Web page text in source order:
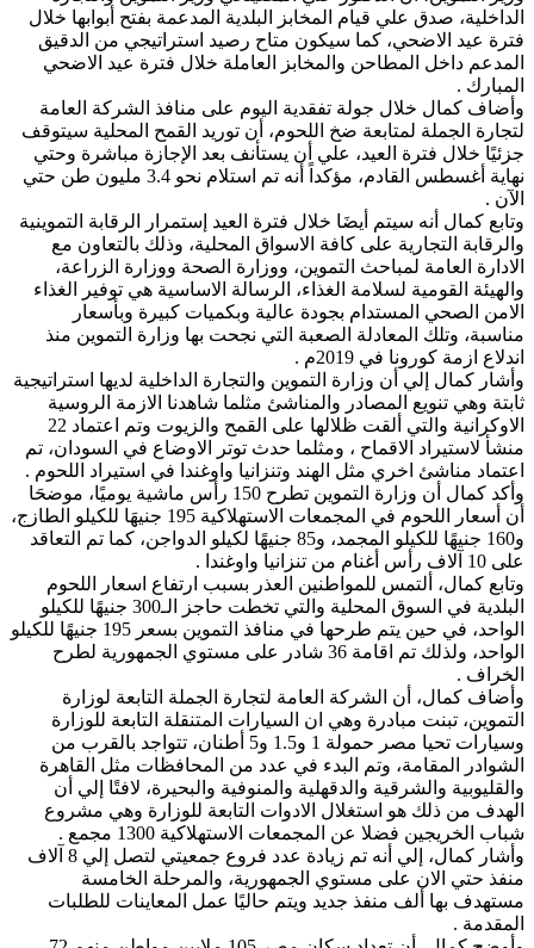
الداخلية، صدق علي قيام المخابز البلدية المدعمة بفتح أبوابها خلال
فترة عيد الاضحي، كما سيكون متاح رصيد استراتيجي من الدقيق
المدعم داخل المطاحن والمخابز العاملة خلال فترة عيد الاضحي
المبارك .
وأضاف كمال خلال جولة تفقدية اليوم على منافذ الشركة العامة
لتجارة الجملة لمتابعة ضخ اللحوم، أن توريد القمح المحلية سيتوقف
جزئيًا خلال فترة العيد، علي أن يستأنف بعد الإجازة مباشرة وحتي
نهاية أغسطس القادم، مؤكداً أنه تم استلام نحو 3.4 مليون طن حتي
الآن .
وتابع كمال أنه سيتم أيضَا خلال فترة العيد إستمرار الرقابة التموينية
والرقابة التجارية على كافة الاسواق المحلية، وذلك بالتعاون مع
الادارة العامة لمباحث التموين، ووزارة الصحة ووزارة الزراعة،
والهيئة القومية لسلامة الغذاء، الرسالة الاساسية هي توفير الغذاء
الامن الصحي المستدام بجودة عالية وبكميات كبيرة وبأسعار
مناسبة، وتلك المعادلة الصعبة التي نجحت بها وزارة التموين منذ
اندلاع ازمة كورونا في 2019م .
وأشار كمال إلي أن وزارة التموين والتجارة الداخلية لديها استراتيجية
ثابتة وهي تنويع المصادر والمناشئ مثلما شاهدنا الازمة الروسية
الاوكرانية والتي ألقت ظلالها على القمح والزيوت وتم اعتماد 22
منشأ لاستيراد الاقماح ، ومثلما حدث توتر الاوضاع في السودان، تم
اعتماد مناشئ اخري مثل الهند وتنزانيا واوغندا في استيراد اللحوم .
وأكد كمال أن وزارة التموين تطرح 150 رأس ماشية يوميًا، موضحَا
أن أسعار اللحوم في المجمعات الاستهلاكية 195 جنيهَا للكيلو الطازج،
و160 جنيهًا للكيلو المجمد، و85 جنيهًا لكيلو الدواجن، كما تم التعاقد
على 10 آلاف رأس أغنام من تنزانيا واوغندا .
وتابع كمال، ألتمس للمواطنين العذر بسبب ارتفاع اسعار اللحوم
البلدية في السوق المحلية والتي تخطت حاجز الـ300 جنيهًا للكيلو
الواحد، في حين يتم طرحها في منافذ التموين بسعر 195 جنيهًا للكيلو
الواحد، ولذلك تم اقامة 36 شادر على مستوي الجمهورية لطرح
الخراف .
وأضاف كمال، أن الشركة العامة لتجارة الجملة التابعة لوزارة
التموين، تبنت مبادرة وهي ان السيارات المتنقلة التابعة للوزارة
وسيارات تحيا مصر حمولة 1 و1.5 و5 أطنان، تتواجد بالقرب من
الشوادر المقامة، وتم البدء في عدد من المحافظات مثل القاهرة
والقليوبية والشرقية والدقهلية والمنوفية والبحيرة، لافتًا إلي أن
الهدف من ذلك هو استغلال الادوات التابعة للوزارة وهي مشروع
شباب الخريجين فضلا عن المجمعات الاستهلاكية 1300 مجمع .
وأشار كمال، إلي أنه تم زيادة عدد فروع جمعيتي لتصل إلي 8 آلاف
منفذ حتي الان على مستوي الجمهورية، والمرحلة الخامسة
مستهدف بها ألف منفذ جديد ويتم حاليًا عمل المعاينات للطلبات
المقدمة .